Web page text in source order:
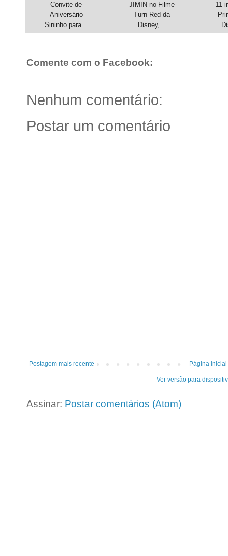
Convite de
Aniversário
Sininho para...
JIMIN no Filme
Turn Red da
Disney,...
11
Comente com o Facebook:
Nenhum comentário:
Postar um comentário
Postagem mais recente Página inicial
Ver versão para
Assinar: Postar comentários (Atom)